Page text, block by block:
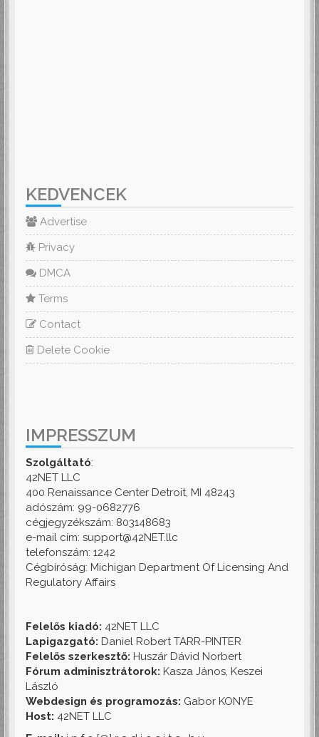
KEDVENCEK
Advertise
Privacy
DMCA
Terms
Contact
Delete Cookie
IMPRESSZUM
Szolgáltató:
42NET LLC
400 Renaissance Center Detroit, MI 48243
adószám: 99-0682776
cégjegyzékszám: 803148683
e-mail cím: support@42NET.llc
telefonszám: 1242
Cégbíróság: Michigan Department Of Licensing And
Regulatory Affairs
Felelős kiadó: 42NET LLC
Lapigazgató: Daniel Robert TARR-PINTER
Felelős szerkesztő: Huszár Dávid Norbert
Fórum adminisztrátorok: Kasza János, Keszei
László
Webdesign és programozás: Gabor KONYE
Host: 42NET LLC